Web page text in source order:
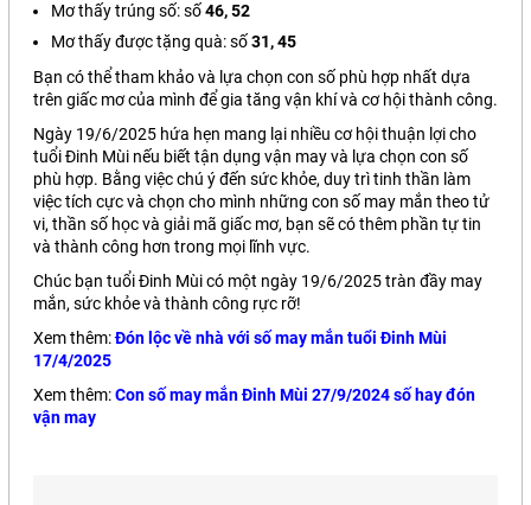
Mơ thấy trúng số: số46, 52
Mơ thấy được tặng quà: số31, 45
Bạn có thể tham khảo và lựa chọn con số phù hợp nhất dựa
trên giấc mơ của mình để gia tăng vận khí và cơ hội thành công.
Ngày 19/6/2025 hứa hẹn mang lại nhiều cơ hội thuận lợi cho
tuổi Đinh Mùi nếu biết tận dụng vận may và lựa chọn con số
phù hợp. Bằng việc chú ý đến sức khỏe, duy trì tinh thần làm
việc tích cực và chọn cho mình những con số may mắn theo tử
vi, thần số học và giải mã giấc mơ, bạn sẽ có thêm phần tự tin
và thành công hơn trong mọi lĩnh vực.
Chúc bạn tuổi Đinh Mùi có một ngày 19/6/2025 tràn đầy may
mắn, sức khỏe và thành công rực rỡ!
Xem thêm:Đón lộc về nhà với số may mắn tuổi Đinh Mùi
17/4/2025
Xem thêm:Con số may mắn Đinh Mùi 27/9/2024 số hay đón
vận may